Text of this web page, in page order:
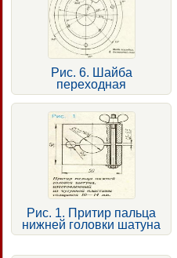
Рис. 6. Шайба
переходная
Рис. 1. Притир пальца
нижней головки шатуна